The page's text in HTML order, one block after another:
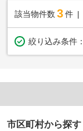
該当物件数 3件
絞り込み条件：
市区町村から探す